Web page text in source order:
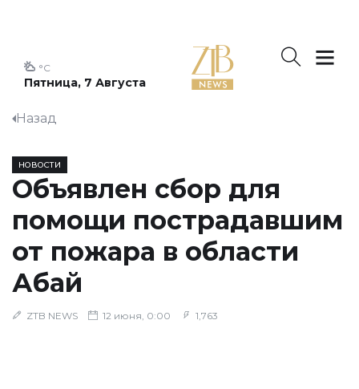
Пятница, 7 Августа
°C
Назад
НОВОСТИ
Объявлен сбор для
помощи пострадавшим
от пожара в области
Абай
ZTB NEWS 12 июня, 0:00 1,763